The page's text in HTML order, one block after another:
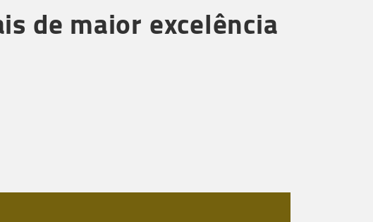
de maior excelência